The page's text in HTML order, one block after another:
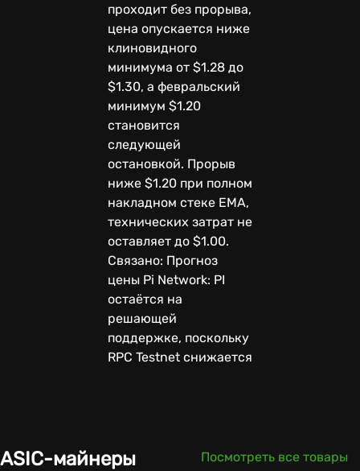
проходит без прорыва,
цена опускается ниже
клиновидного
минимума от $1.28 до
$1.30, а февральский
минимум $1.20
становится
следующей
остановкой. Прорыв
ниже $1.20 при полном
накладном стеке EMA,
технических затрат не
оставляет до $1.00.
Связано: Прогноз
цены Pi Network: PI
остаётся на
решающей
поддержке, поскольку
RPC Testnet снижается
ASIC-майнеры Посмотреть все товары